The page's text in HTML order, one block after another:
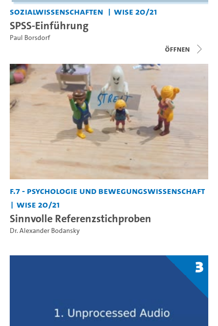
Sozialwissenschaften WiSe 20/21
SPSS-Einführung
Paul Borsdorf
Öffnen
F.7 - Psychologie und Bewegungswissenschaft
WiSe 20/21
Sinnvolle Referenzstichproben
Dr. Alexander Bodansky
3